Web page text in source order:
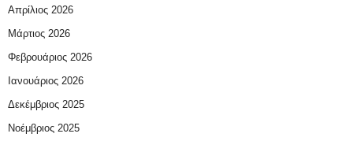
Απρίλιος 2026
Μάρτιος 2026
Φεβρουάριος 2026
Ιανουάριος 2026
Δεκέμβριος 2025
Νοέμβριος 2025